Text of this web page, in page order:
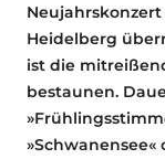
Heidelberg
ist die
bestaunen.
»Schwanensee«